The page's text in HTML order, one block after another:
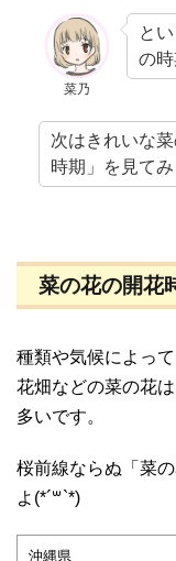
菜乃
と
の時
次はきれいな
時期」を見てみ
菜の花の開花
種類や気候によっ
花畑などの菜の花
多いです。
桜前線ならぬ「菜
よ(*´꒳`*)
沖縄県